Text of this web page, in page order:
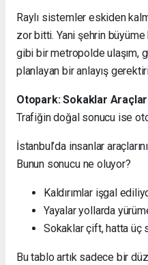
Raylı sistemler eskiden
zor bitti. Yani şehrin büyüme
gibi bir metropolde ulaşım,
planlayan bir anlayış
Otopark: Sokaklar
Trafiğin doğal sonucu ise
İstanbul’da insanlar
Bunun sonucu ne oluyor?
Kaldırımlar işgal
Yayalar yollarda
Sokaklar çift, hatta üç
Bu tablo artık sadece bir